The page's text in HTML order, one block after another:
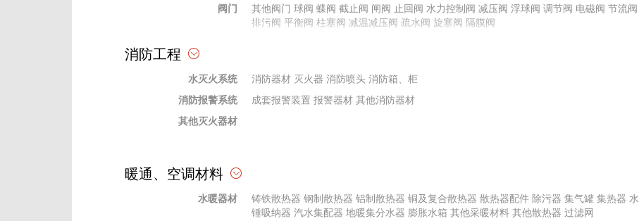
玻璃材料
陶瓷内墙砖 钢化玻璃 其他面砖 镀膜玻璃 平板玻璃 陶瓷外墙砖 特种玻璃
贴墙布 栏杆、栏板 玻璃钢装饰线条、装饰件 地毯挂毯及门毡
橡胶、塑料
阀门
其他阀门 球阀 蝶阀 截止阀 闸阀 止回阀 水力控制阀 减压阀 浮球阀 调节阀 电磁阀 节流阀
排污阀 平衡阀 柱塞阀 减温减压阀 疏水阀 旋塞阀 隔膜阀
杂质泵 水轮泵 轴流泵 泵专用配件
计量泵
水处理设备
过滤设备
消防工程
水灭火系统 消防器材 灭火器 消防喷头 消防箱、柜
消防报警系统
成套报警装置 报警器材 其他消防器材
其他灭火器材
暖通、空调材料
水暖器材 铸铁散热器 钢制散热器 铝制散热器 铜及复合散热器 散热器配件 除污器 集气罐 集热器 水
锤吸纳器 汽水集配器 地暖集分水器 膨胀水箱 其他采暖材料 其他散热器 过滤网